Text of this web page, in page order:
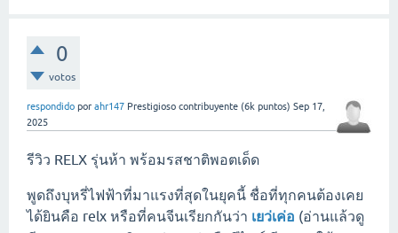
0
votos
respondido por ahr147 Prestigioso contribuyente (6k puntos) Sep 17,
2025
รีวิว RELX รุ่นห้า พร้อมรสชาติพอตเด็ด
พูดถึงบุหรี่ไฟฟ้าที่มาแรงที่สุดในยุคนี้ ชื่อที่ทุกคนต้องเคย
ได้ยินคือ relx หรือที่คนจีนเรียกกันว่า เยว่เค่อ (อ่านแล้วดู